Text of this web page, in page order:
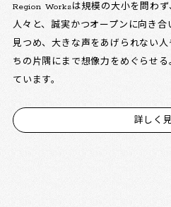
Region Worksは規模の大小を問わ
人々と、誠実かつオープンに向き
見つめ、大きな声をあげられない
ちの片隅にまで想像力をめぐらせ
ています。
詳しく